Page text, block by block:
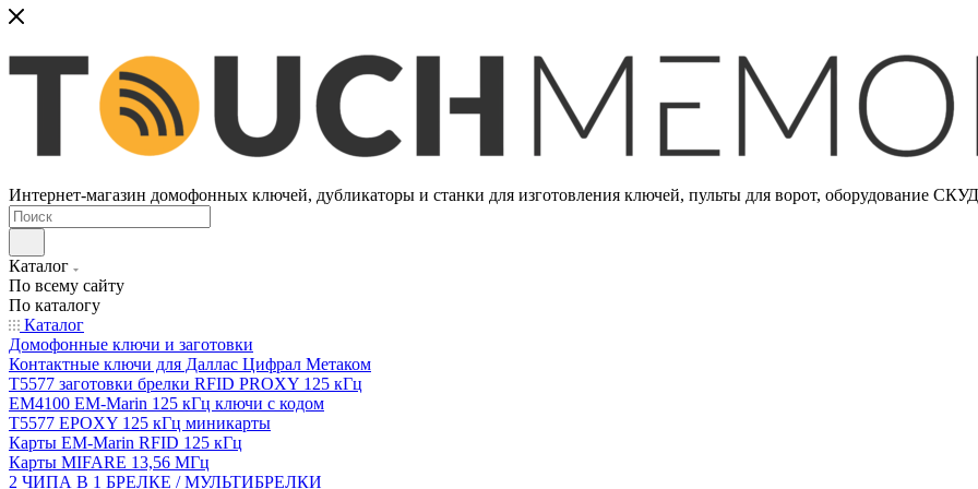
Интернет-магазин домофонных ключей, дубликаторы и станки для изготовления ключей, пульты для ворот, оборудование
Каталог
По всему сайту
По каталогу
Каталог
Домофонные ключи и заготовки
Контактные ключи для Даллас Цифрал Метаком
T5577 заготовки брелки RFID PROXY 125 кГц
EM4100 EM-Marin 125 кГц ключи с кодом
T5577 EPOXY 125 кГц миникарты
Карты EM-Marin RFID 125 кГц
Карты MIFARE 13,56 МГц
2 ЧИПА В 1 БРЕЛКЕ / МУЛЬТИБРЕЛКИ